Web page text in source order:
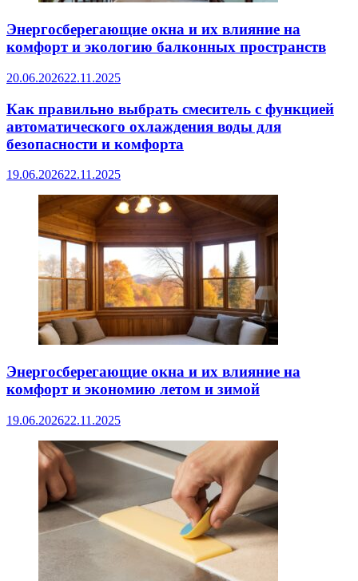
Энергосберегающие окна и их влияние на
комфорт и экологию балконных пространств
20.06.202622.11.2025
Как правильно выбрать смеситель с функцией
автоматического охлаждения воды для
безопасности и комфорта
19.06.202622.11.2025
Энергосберегающие окна и их влияние на
комфорт и экономию летом и зимой
19.06.202622.11.2025